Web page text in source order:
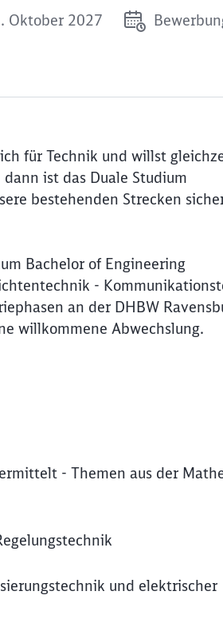
Oktober 2027
für Technik und willst
ist das Duale Studium
bestehenden Strecken
Bachelor of Engineering
-
an der DHBW
willkommene Abwechslung.
- Themen aus der
und elektrischer